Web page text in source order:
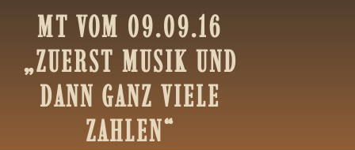
MT VOM 09.09.16
„ZUERST MUSIK UND
DANN GANZ VIELE
ZAHLEN“